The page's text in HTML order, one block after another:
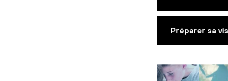
Préparer sa